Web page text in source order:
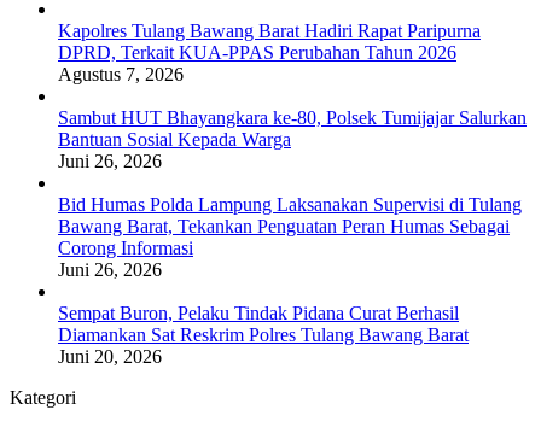
Kapolres Tulang Bawang Barat Hadiri Rapat Paripurna
DPRD, Terkait KUA-PPAS Perubahan Tahun 2026
Agustus 7, 2026
Sambut HUT Bhayangkara ke-80, Polsek Tumijajar Salurkan
Bantuan Sosial Kepada Warga
Juni 26, 2026
Bid Humas Polda Lampung Laksanakan Supervisi di Tulang
Bawang Barat, Tekankan Penguatan Peran Humas Sebagai
Corong Informasi
Juni 26, 2026
Sempat Buron, Pelaku Tindak Pidana Curat Berhasil
Diamankan Sat Reskrim Polres Tulang Bawang Barat
Juni 20, 2026
Kategori